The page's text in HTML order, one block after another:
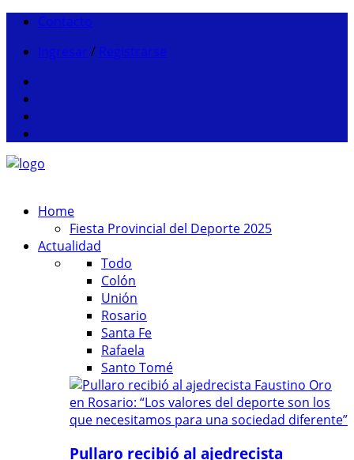
Contacto
Ingresar / Registrarse
Home
Fiesta Provincial del Deporte 2025
Actualidad
Todo
Colón
Unión
Rosario
Santa Fe
Rafaela
Santo Tomé
Pullaro recibió al ajedrecista